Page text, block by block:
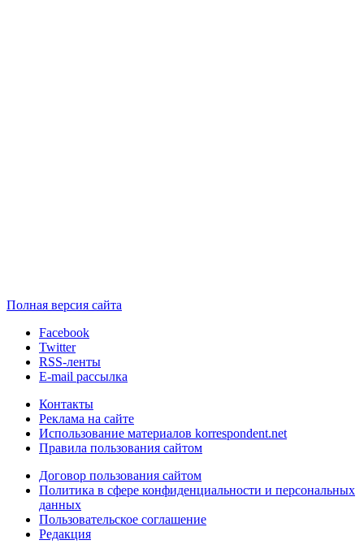
Полная версия сайта
Facebook
Twitter
RSS-ленты
E-mail рассылка
Контакты
Реклама на сайте
Использование материалов korrespondent.net
Правила пользования сайтом
Договор пользования сайтом
Политика в сфере конфиденциальности и персональных
данных
Пользовательское соглашение
Редакция